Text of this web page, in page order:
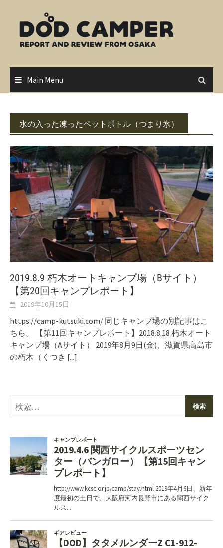
content
Main Menu
水の入った凍ったペットボトル（つまり氷）
2019.8.9 朽木オートキャンプ場（Bサイト）
【第20回キャンプレポート】
2019年10月15日
https://camp-kutsuki.com/ 同じキャンプ場の別記事はこ
ちら。 【第11回キャンプレポート】2018.8.18 朽木オート
キャンプ場（Aサイト） 2019年8月9日(金)、滋賀県高島市
の朽木（くつき [...]
検
索: